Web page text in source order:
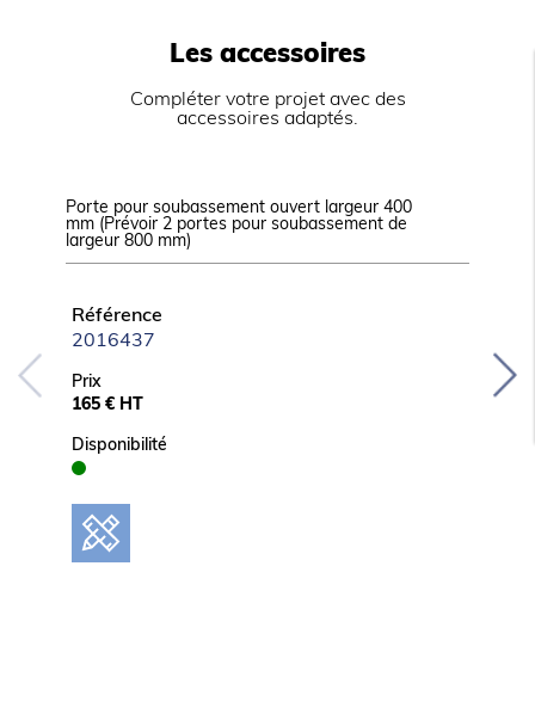
Dessous ouvert et porte battante en accessoire
Plaques séparées sans supplément, disponible en
GRILS GAZ :
Configurés d’usine pour gaz naturel (injecteurs
butane / propane fournis).
Les accessoires
Compléter votre projet avec des
accessoires adaptés.
Porte pour soubassement ouvert largeur 400
mm (Prévoir 2 portes pour soubassement de
largeur 800 mm)
Référence
2016437
Prix
165 € HT
Disponibilité
Prix
61 €